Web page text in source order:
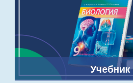
Учебник